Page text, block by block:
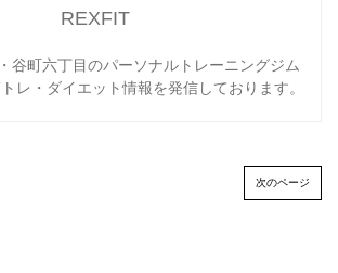
REXFIT
谷町六丁目のパーソナルトレーニングジム
レ・ダイエット情報を発信しております。
次のページ